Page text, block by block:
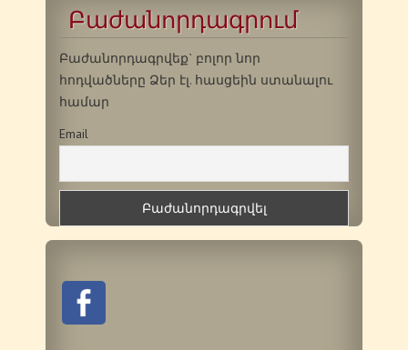
Բաժանորդագրում
Բաժանորդագրվեք` բոլոր նոր
հոդվածները Ձեր էլ. հասցեին ստանալու
համար
Email